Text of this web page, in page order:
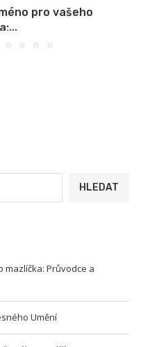
pro vašeho
HLEDAT
mazlíčka: Průvodce a
Umění